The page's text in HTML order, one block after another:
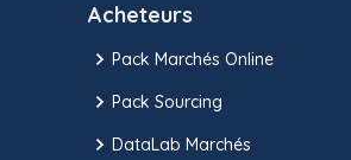
Acheteurs
Pack Marchés Online
Pack Sourcing
DataLab Marchés